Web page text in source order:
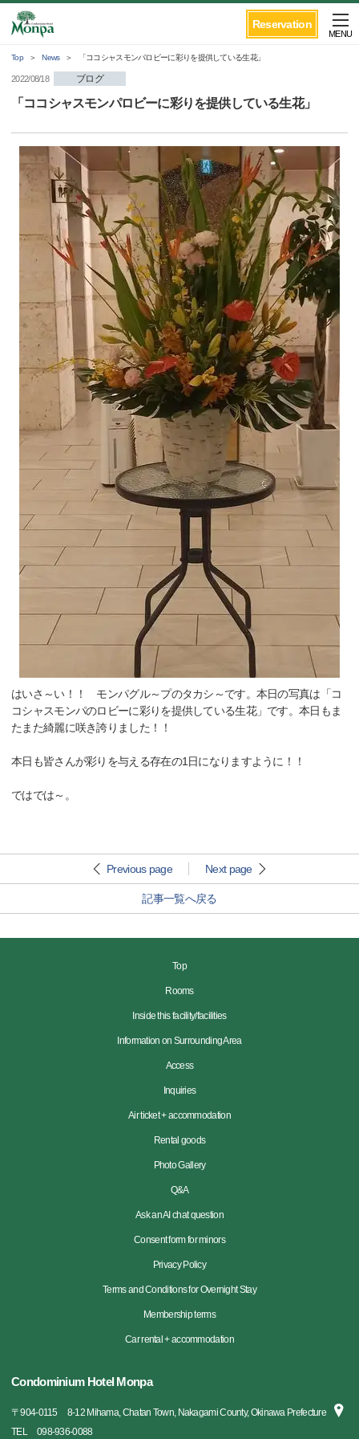
Reservation
MENU
Top News 「ココシャスモンパロビーに彩りを提供している生花」
2022/08/18 ブログ
「ココシャスモンパロビーに彩りを提供している生花」
はいさ～い！！ モンパグル～プのタカシ～です。本日の写真は「コ
コシャスモンパのロビーに彩りを提供している生花」です。本日もま
たまた綺麗に咲き誇りました！！
本日も皆さんが彩りを与える存在の1日になりますように！！
ではでは～。
Previous page Next page
記事一覧へ戻る
Top
Rooms
Inside this facility/facilities
Information on Surrounding Area
Access
Inquiries
Air ticket + accommodation
Rental goods
Photo Gallery
Q&A
Ask an AI chat question
Consent form for minors
Privacy Policy
Terms and Conditions for Overnight Stay
Membership terms
Car rental + accommodation
Condominium Hotel Monpa
〒904-0115
8-12 Mihama, Chatan Town, Nakagami County, Okinawa Prefecture
TEL
098-936-0088